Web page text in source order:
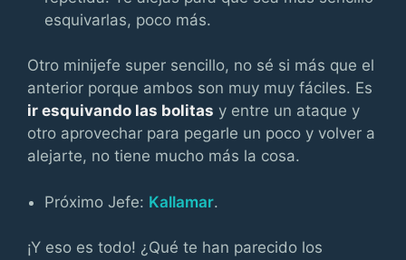
esquivarlas, poco más.
Otro minijefe super sencillo, no sé si más que el
anterior porque ambos son muy muy fáciles. Es
ir esquivando las bolitas y entre un ataque y
otro aprovechar para pegarle un poco y volver a
alejarte, no tiene mucho más la cosa.
Próximo Jefe: Kallamar.
¡Y eso es todo! ¿Qué te han parecido los